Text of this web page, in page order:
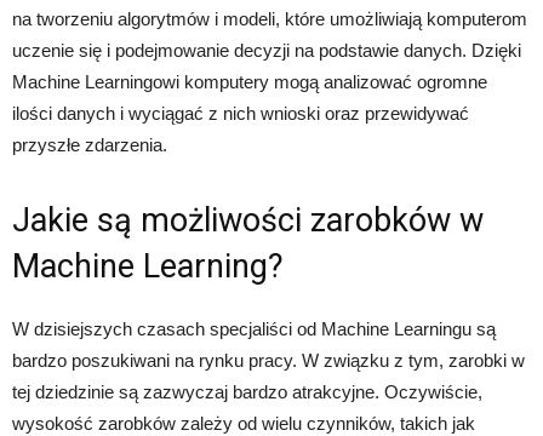
na tworzeniu algorytmów i modeli, które umożliwiają komputerom
uczenie się i podejmowanie decyzji na podstawie danych. Dzięki
Machine Learningowi komputery mogą analizować ogromne
ilości danych i wyciągać z nich wnioski oraz przewidywać
przyszłe zdarzenia.
Jakie są możliwości zarobków w
Machine Learning?
W dzisiejszych czasach specjaliści od Machine Learningu są
bardzo poszukiwani na rynku pracy. W związku z tym, zarobki w
tej dziedzinie są zazwyczaj bardzo atrakcyjne. Oczywiście,
wysokość zarobków zależy od wielu czynników, takich jak